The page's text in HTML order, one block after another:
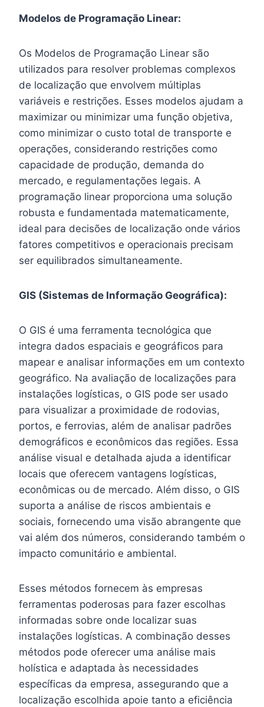
Modelos de Programação Linear:
Os Modelos de Programação Linear são
utilizados para resolver problemas complexos
de localização que envolvem múltiplas
variáveis e restrições. Esses modelos ajudam a
maximizar ou minimizar uma função objetiva,
como minimizar o custo total de transporte e
operações, considerando restrições como
capacidade de produção, demanda do
mercado, e regulamentações legais. A
programação linear proporciona uma solução
robusta e fundamentada matematicamente,
ideal para decisões de localização onde vários
fatores competitivos e operacionais precisam
ser equilibrados simultaneamente.
GIS (Sistemas de Informação Geográfica):
O GIS é uma ferramenta tecnológica que
integra dados espaciais e geográficos para
mapear e analisar informações em um contexto
geográfico. Na avaliação de localizações para
instalações logísticas, o GIS pode ser usado
para visualizar a proximidade de rodovias,
portos, e ferrovias, além de analisar padrões
demográficos e econômicos das regiões. Essa
análise visual e detalhada ajuda a identificar
locais que oferecem vantagens logísticas,
econômicas ou de mercado. Além disso, o GIS
suporta a análise de riscos ambientais e
sociais, fornecendo uma visão abrangente que
vai além dos números, considerando também o
impacto comunitário e ambiental.
Esses métodos fornecem às empresas
ferramentas poderosas para fazer escolhas
informadas sobre onde localizar suas
instalações logísticas. A combinação desses
métodos pode oferecer uma análise mais
holística e adaptada às necessidades
específicas da empresa, assegurando que a
localização escolhida apoie tanto a eficiência